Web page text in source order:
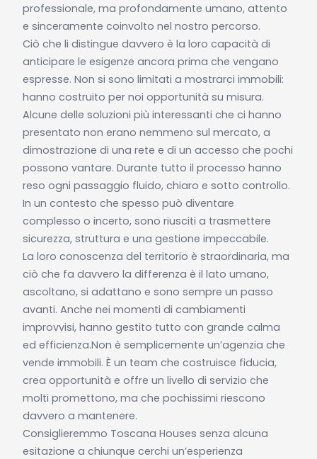
professionale, ma profondamente umano, attento
e sinceramente coinvolto nel nostro percorso.
Ciò che li distingue davvero è la loro capacità di
anticipare le esigenze ancora prima che vengano
espresse. Non si sono limitati a mostrarci immobili:
hanno costruito per noi opportunità su misura.
Alcune delle soluzioni più interessanti che ci hanno
presentato non erano nemmeno sul mercato, a
dimostrazione di una rete e di un accesso che pochi
possono vantare. Durante tutto il processo hanno
reso ogni passaggio fluido, chiaro e sotto controllo.
In un contesto che spesso può diventare
complesso o incerto, sono riusciti a trasmettere
sicurezza, struttura e una gestione impeccabile.
La loro conoscenza del territorio è straordinaria, ma
ciò che fa davvero la differenza è il lato umano,
ascoltano, si adattano e sono sempre un passo
avanti. Anche nei momenti di cambiamenti
improvvisi, hanno gestito tutto con grande calma
ed efficienza.Non è semplicemente un’agenzia che
vende immobili. È un team che costruisce fiducia,
crea opportunità e offre un livello di servizio che
molti promettono, ma che pochissimi riescono
davvero a mantenere.
Consiglieremmo Toscana Houses senza alcuna
esitazione a chiunque cerchi un’esperienza